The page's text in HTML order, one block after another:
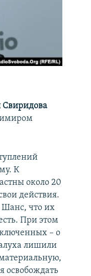
Свиридова
К
около 20
действия.
Шанс, что их
При этом
– о
лишили
освобождать